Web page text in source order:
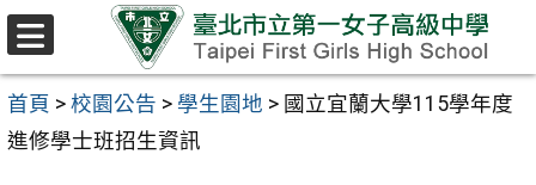
跳至主要內容區
首頁 > 校園公告 > 學生園地 > 國立宜蘭大學115學年度
進修學士班招生資訊
選
單